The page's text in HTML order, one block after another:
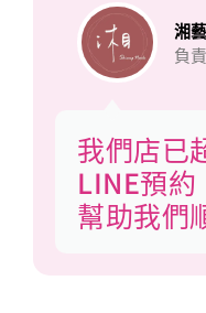
我們店已
LINE預
幫助我們
湘
負